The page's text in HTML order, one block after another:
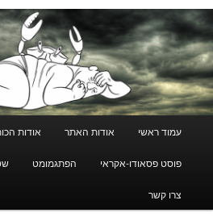
עמוד ראשי אודות האתר אודות
פוסט פסאודו-אקראי הפתגמומט
צרו קשר